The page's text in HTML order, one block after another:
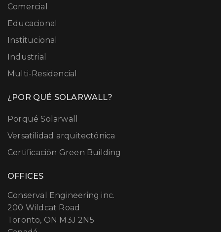
Comercial
Educacional
Institucional
Industrial
Multi-Residencial
¿POR QUÉ SOLARWALL?
Porqué Solarwall
Versatilidad arquitectónica
Certificación Green Building
OFFICES
Conserval Engineering inc.
200 Wildcat Road
Toronto, ON M3J 2N5